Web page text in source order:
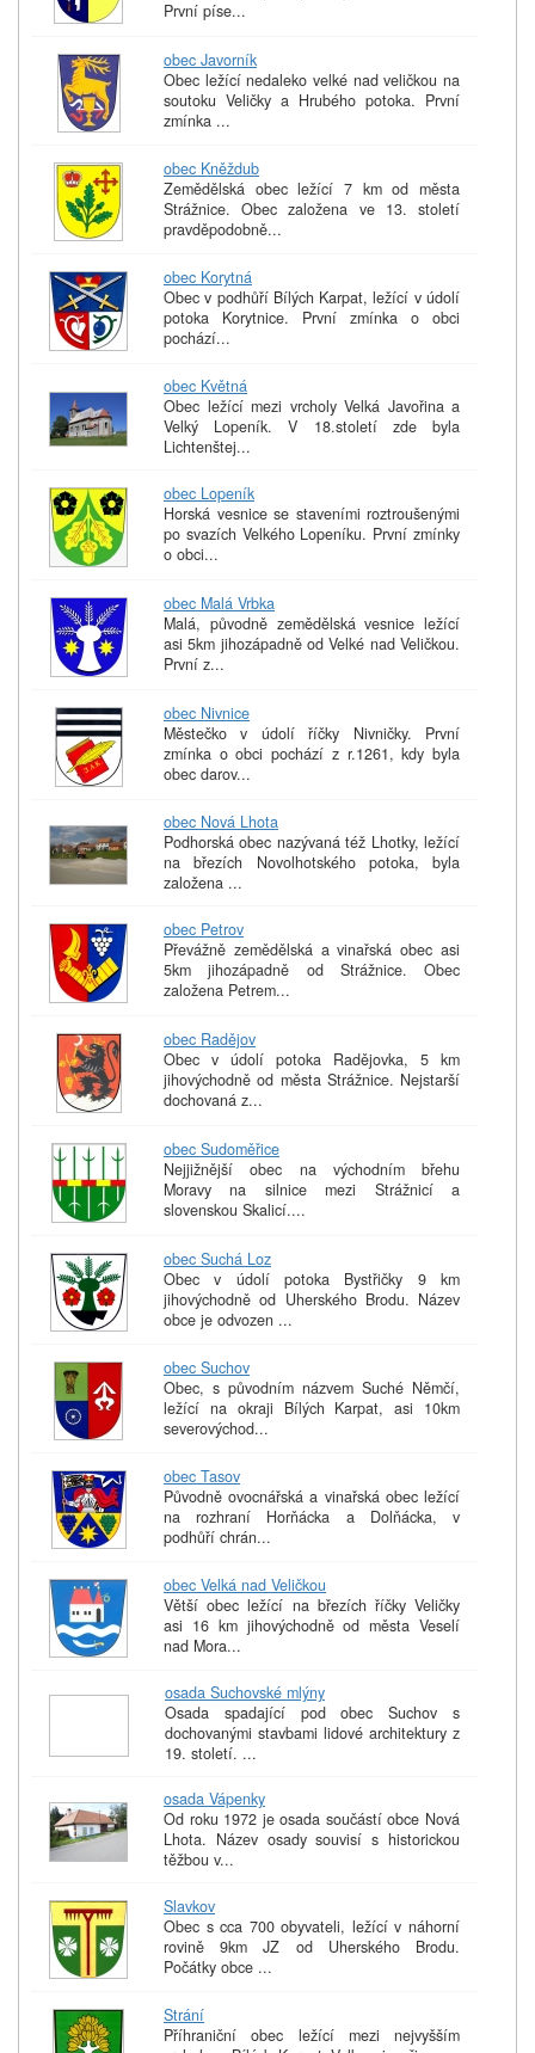
První píse...
obec Javorník
Obec ležící nedaleko velké nad veličkou na
soutoku Veličky a Hrubého potoka. První
zmínka ...
obec Kněždub
Zemědělská obec ležící 7 km od města
Strážnice. Obec založena ve 13. století
pravděpodobně...
obec Korytná
Obec v podhůří Bílých Karpat, ležící v údolí
potoka Korytnice. První zmínka o obci
pochází...
obec Květná
Obec ležící mezi vrcholy Velká Javořina a
Velký Lopeník. V 18.století zde byla
Lichtenštej...
obec Lopeník
Horská vesnice se staveními roztroušenými
po svazích Velkého Lopeníku. První zmínky
o obci...
obec Malá Vrbka
Malá, původně zemědělská vesnice ležící
asi 5km jihozápadně od Velké nad Veličkou.
První z...
obec Nivnice
Městečko v údolí říčky Nivničky. První
zmínka o obci pochází z r.1261, kdy byla
obec darov...
obec Nová Lhota
Podhorská obec nazývaná též Lhotky, ležící
na březích Novolhotského potoka, byla
založena ...
obec Petrov
Převážně zemědělská a vinařská obec asi
5km jihozápadně od Strážnice. Obec
založena Petrem...
obec Radějov
Obec v údolí potoka Radějovka, 5 km
jihovýchodně od města Strážnice. Nejstarší
dochovaná z...
obec Sudoměřice
Nejjižnější obec na východním břehu
Moravy na silnice mezi Strážnicí a
slovenskou Skalicí....
obec Suchá Loz
Obec v údolí potoka Bystřičky 9 km
jihovýchodně od Uherského Brodu. Název
obce je odvozen ...
obec Suchov
Obec, s původním názvem Suché Němčí,
ležící na okraji Bílých Karpat, asi 10km
severovýchod...
obec Tasov
Původně ovocnářská a vinařská obec ležící
na rozhraní Horňácka a Dolňácka, v
podhůří chrán...
obec Velká nad Veličkou
Větší obec ležící na březích říčky Veličky
asi 16 km jihovýchodně od města Veselí
nad Mora...
osada Suchovské mlýny
Osada spadající pod obec Suchov s
dochovanými stavbami lidové architektury z
19. století. ...
osada Vápenky
Od roku 1972 je osada součástí obce Nová
Lhota. Název osady souvisí s historickou
těžbou v...
Slavkov
Obec s cca 700 obyvateli, ležící v náhorní
rovině 9km JZ od Uherského Brodu.
Počátky obce ...
Strání
Příhraniční obec ležící mezi nejvyšším